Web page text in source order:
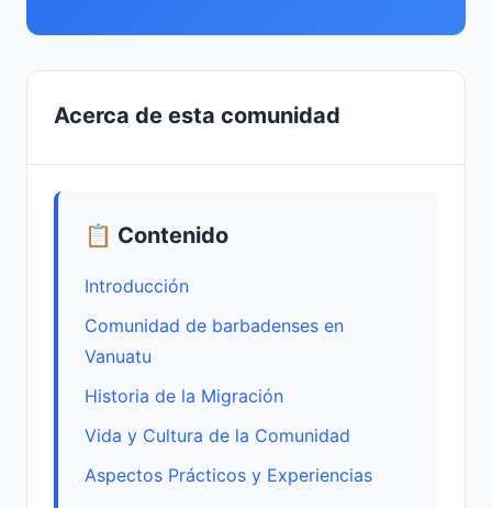
Acerca de esta comunidad
📋 Contenido
Introducción
Comunidad de barbadenses en
Vanuatu
Historia de la Migración
Vida y Cultura de la Comunidad
Aspectos Prácticos y Experiencias